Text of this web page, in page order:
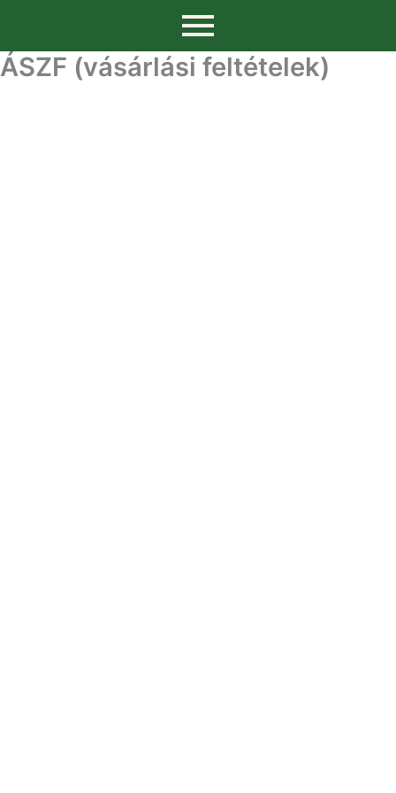
ÁSZF (vásárlási feltételek)